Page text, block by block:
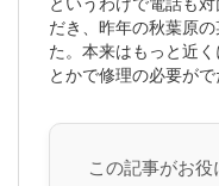
だき、昨年の秋葉原
た。本来はもっと近
とかで修理の必要が
この記事がお